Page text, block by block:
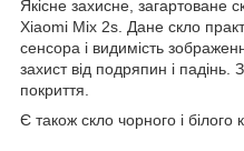
Якісне захисне, загартоване
Xiaomi Mix 2s. Дане скло
сенсора і видимість
захист від подряпин і падінь.
покриття.
Є також скло чорного і білого